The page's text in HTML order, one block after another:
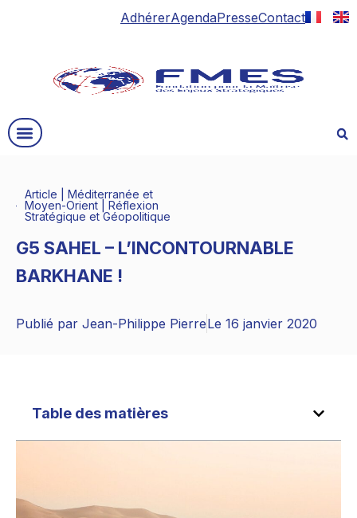
AdhérerAgendaPresseContact
Article |Méditerranée et
Moyen-Orient |Réflexion
Stratégique et Géopolitique
G5 SAHEL – L’INCONTOURNABLE
BARKHANE !
Publié par Jean-Philippe PierreLe 16 janvier 2020
Table des matières